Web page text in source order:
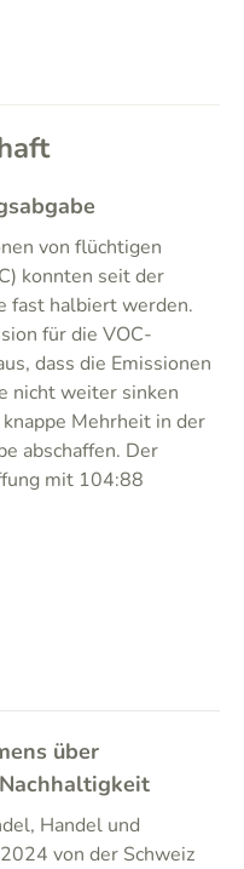
von flüchtigen
konnten seit der
fast halbiert werden.
für die VOC-
dass die Emissionen
nicht weiter sinken
Mehrheit in der
abschaffen. Der
mit 104:88
über
Handel und
von der Schweiz